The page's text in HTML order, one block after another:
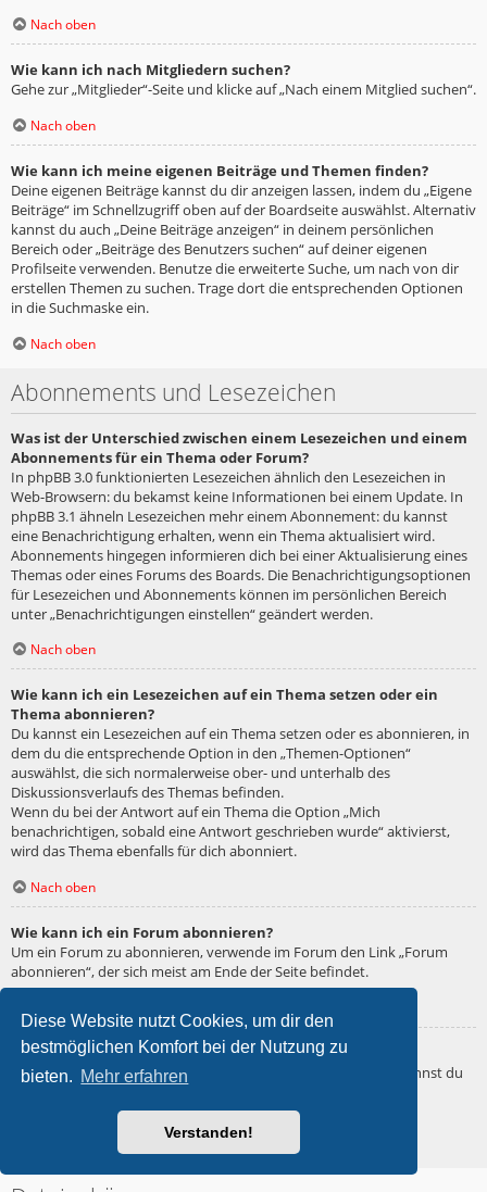
Diese Website nutzt Cookies, um dir den
bestmöglichen Komfort bei der Nutzung zu
bieten. Mehr erfahren
Verstanden!
Nach oben
Wie kann ich nach Mitgliedern suchen?
Gehe zur „Mitglieder“-Seite und klicke auf „Nach einem Mitglied suchen“.
Nach oben
Wie kann ich meine eigenen Beiträge und Themen finden?
Deine eigenen Beiträge kannst du dir anzeigen lassen, indem du „Eigene
Beiträge“ im Schnellzugriff oben auf der Boardseite auswählst. Alternativ
kannst du auch „Deine Beiträge anzeigen“ in deinem persönlichen
Bereich oder „Beiträge des Benutzers suchen“ auf deiner eigenen
Profilseite verwenden. Benutze die erweiterte Suche, um nach von dir
erstellen Themen zu suchen. Trage dort die entsprechenden Optionen
in die Suchmaske ein.
Nach oben
Abonnements und Lesezeichen
Was ist der Unterschied zwischen einem Lesezeichen und einem
Abonnements für ein Thema oder Forum?
In phpBB 3.0 funktionierten Lesezeichen ähnlich den Lesezeichen in
Web-Browsern: du bekamst keine Informationen bei einem Update. In
phpBB 3.1 ähneln Lesezeichen mehr einem Abonnement: du kannst
eine Benachrichtigung erhalten, wenn ein Thema aktualisiert wird.
Abonnements hingegen informieren dich bei einer Aktualisierung eines
Themas oder eines Forums des Boards. Die Benachrichtigungsoptionen
für Lesezeichen und Abonnements können im persönlichen Bereich
unter „Benachrichtigungen einstellen“ geändert werden.
Nach oben
Wie kann ich ein Lesezeichen auf ein Thema setzen oder ein
Thema abonnieren?
Du kannst ein Lesezeichen auf ein Thema setzen oder es abonnieren, in
dem du die entsprechende Option in den „Themen-Optionen“
auswählst, die sich normalerweise ober- und unterhalb des
Diskussionsverlaufs des Themas befinden.
Wenn du bei der Antwort auf ein Thema die Option „Mich
benachrichtigen, sobald eine Antwort geschrieben wurde“ aktivierst,
wird das Thema ebenfalls für dich abonniert.
Nach oben
Wie kann ich ein Forum abonnieren?
Um ein Forum zu abonnieren, verwende im Forum den Link „Forum
abonnieren“, der sich meist am Ende der Seite befindet.
Wie deaktiviere ich meine Abonnements?
Wenn du mehrere Abonnements deaktivieren möchtest, so kannst du
verwalten“ machen.